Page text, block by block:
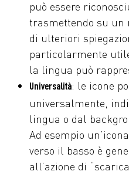
può essere
trasmettendo su un
di ulteriori
particolarmente
la lingua può
Universalità: le icone
universalmente,
lingua o dal
Ad esempio
verso il basso è
all’azione di